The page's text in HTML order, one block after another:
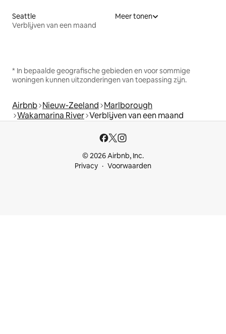
Seattle
Verblijven van een maand
Meer tonen
* In bepaalde geografische gebieden en voor sommige
woningen kunnen uitzonderingen van toepassing zijn.
Airbnb Nieuw-Zeeland Marlborough
Wakamarina River Verblijven van een maand
© 2026 Airbnb, Inc.
Privacy
Voorwaarden